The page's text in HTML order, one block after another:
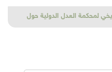
تحتية وحلويات قبيحة
و"سيباط"